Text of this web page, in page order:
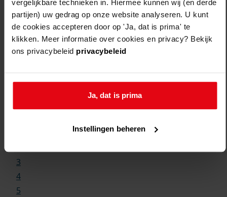
vergelijkbare technieken in. Hiermee kunnen wij (en derde
partijen) uw gedrag op onze website analyseren. U kunt
de cookies accepteren door op 'Ja, dat is prima' te
klikken. Meer informatie over cookies en privacy? Bekijk
ons privacybeleid privacybeleid
Ja, dat is prima
Instellingen beheren
3
4
5